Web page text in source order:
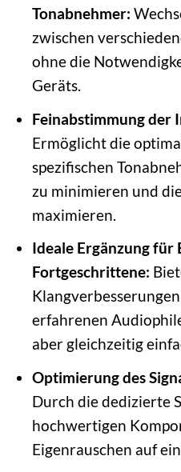
Tonabnehmer:
zwischen
ohne die
Geräts.
Feinabstimmung der
Ermöglicht die
spezifischen
zu minimieren und
maximieren.
Ideale Ergänzung für
Fortgeschrittene:
erfahrenen
aber gleichzeitig
Optimierung des
Durch die dedizierte
hochwertigen
Eigenrauschen auf